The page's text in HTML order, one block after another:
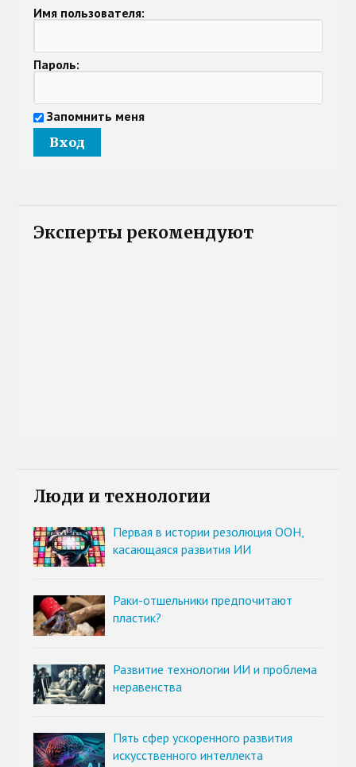
Имя пользователя:
Пароль:
Запомнить меня
Эксперты рекомендуют
Люди и технологии
Первая в истории резолюция ООН,
касающаяся развития ИИ
Раки-отшельники предпочитают
пластик?
Развитие технологии ИИ и проблема
неравенства
Пять сфер ускоренного развития
искусственного интеллекта